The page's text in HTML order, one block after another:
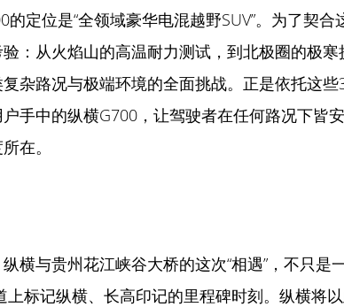
的定位是“全领域豪华电混越野SUV”。为了契合
：从火焰山的高温耐力测试，到北极圈的极寒
杂路况与极端环境的全面挑战。正是依托这
手中的纵横G700，让驾驶者在任何路况下皆
在。
横与贵州花江峡谷大桥的这次“相遇”，不只是
上标记纵横、长高印记的里程碑时刻。纵横将